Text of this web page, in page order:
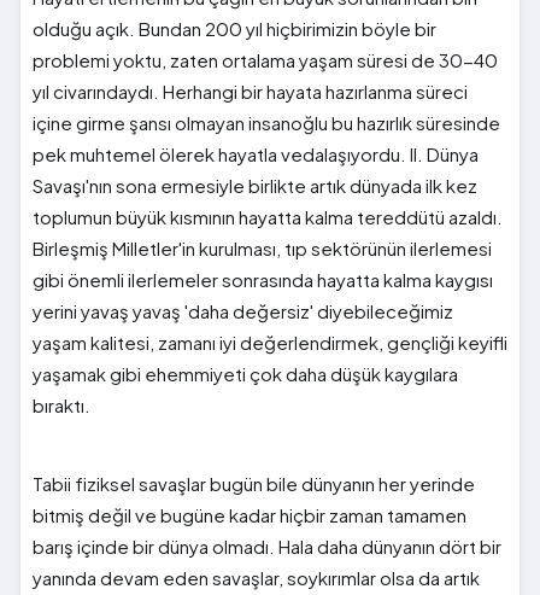
olduğu açık. Bundan 200 yıl hiçbirimizin böyle bir
problemi yoktu, zaten ortalama yaşam süresi de 30-40
yıl civarındaydı. Herhangi bir hayata hazırlanma süreci
içine girme şansı olmayan insanoğlu bu hazırlık süresinde
pek muhtemel ölerek hayatla vedalaşıyordu. II. Dünya
Savaşı'nın sona ermesiyle birlikte artık dünyada ilk kez
toplumun büyük kısmının hayatta kalma tereddütü azaldı.
Birleşmiş Milletler'in kurulması, tıp sektörünün ilerlemesi
gibi önemli ilerlemeler sonrasında hayatta kalma kaygısı
yerini yavaş yavaş 'daha değersiz' diyebileceğimiz
yaşam kalitesi, zamanı iyi değerlendirmek, gençliği keyifli
yaşamak gibi ehemmiyeti çok daha düşük kaygılara
bıraktı.
Tabii fiziksel savaşlar bugün bile dünyanın her yerinde
bitmiş değil ve bugüne kadar hiçbir zaman tamamen
barış içinde bir dünya olmadı. Hala daha dünyanın dört bir
yanında devam eden savaşlar, soykırımlar olsa da artık